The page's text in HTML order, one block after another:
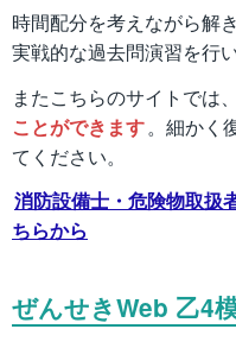
時間配分を考えながら解
実戦的な過去問演習を行
またこちらのサイトでは、
ことができます。細かく
てください。
消防設備士・危険物取扱
ちらから
ぜんせきWeb 乙4